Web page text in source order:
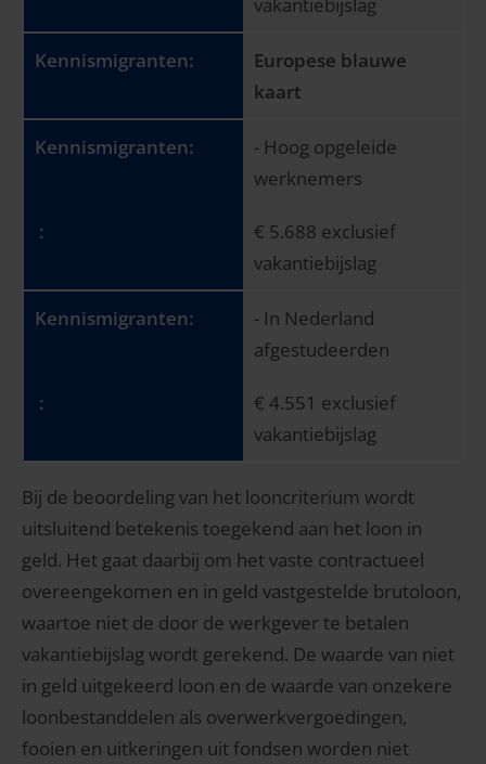
vakantiebijslag
Europese blauwe
kaart
- Hoog opgeleide
werknemers
€ 5.688 exclusief
vakantiebijslag
- In Nederland
afgestudeerden
€ 4.551 exclusief
vakantiebijslag
Bij de beoordeling van het looncriterium wordt
uitsluitend betekenis toegekend aan het loon in
geld. Het gaat daarbij om het vaste contractueel
overeengekomen en in geld vastgestelde brutoloon,
waartoe niet de door de werkgever te betalen
vakantiebijslag wordt gerekend. De waarde van niet
in geld uitgekeerd loon en de waarde van onzekere
loonbestanddelen als overwerkvergoedingen,
fooien en uitkeringen uit fondsen worden niet